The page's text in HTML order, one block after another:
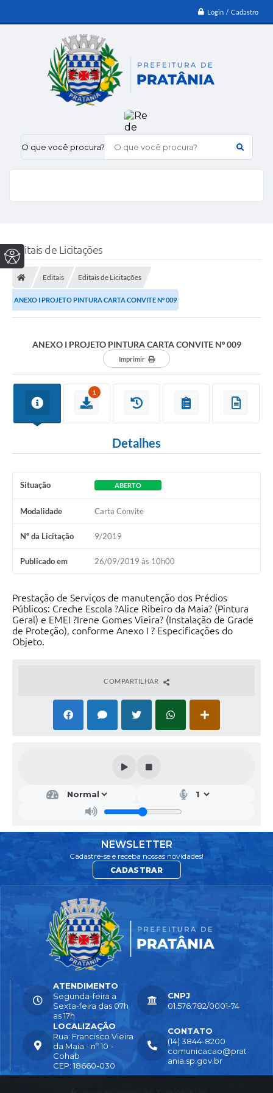
Login / Cadastro
O que você procura?
Editais de Licitações
Editais Editais de Licitações
ANEXO I PROJETO PINTURA CARTA CONVITE Nº 009
ANEXO I PROJETO PINTURA CARTA CONVITE Nº 009
Imprimir
1
Detalhes
Situação ABERTO
Modalidade Carta Convite
Nº da Licitação 9/2019
Publicado em 26/09/2019 às 10h00
Prestação de Serviços de manutenção dos Prédios
Públicos: Creche Escola ?Alice Ribeiro da Maia? (Pintura
Geral) e EMEI ?Irene Gomes Vieira? (Instalação de Grade
de Proteção), conforme Anexo I ? Especificações do
Objeto.
COMPARTILHAR
NEWSLETTER
Cadastre-se e receba nossas novidades!
CADASTRAR
LOCALIZAÇÃO
Rua: Francisco Vieira
da Maia - nº 10 -
Cohab
CEP: 18660-030
CONTATO
(14) 3844-8200
comunicacao@prat
ania.sp.gov.br
ATENDIMENTO
Segunda-feira a
Sexta-feira das 07h
as 17h
CNPJ
01.576.782/0001-74